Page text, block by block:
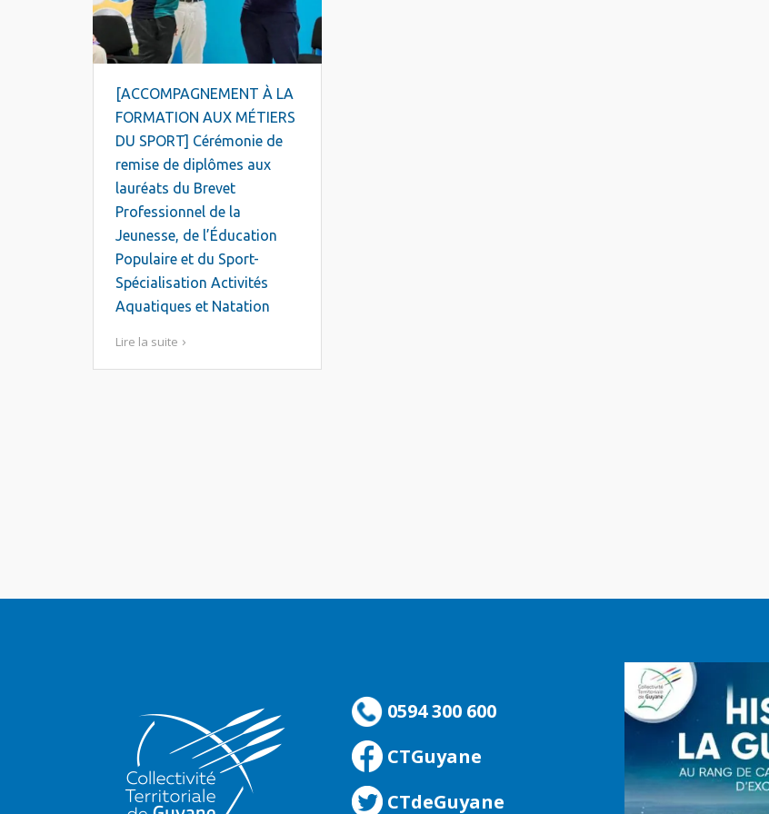
[ACCOMPAGNEMENT À LA
FORMATION AUX MÉTIERS
DU SPORT] Cérémonie de
remise de diplômes aux
lauréats du Brevet
Professionnel de la
Jeunesse, de l’Éducation
Populaire et du Sport-
Spécialisation Activités
Aquatiques et Natation
Lire la suite
0594 300 600
CTGuyane
CTdeGuyane